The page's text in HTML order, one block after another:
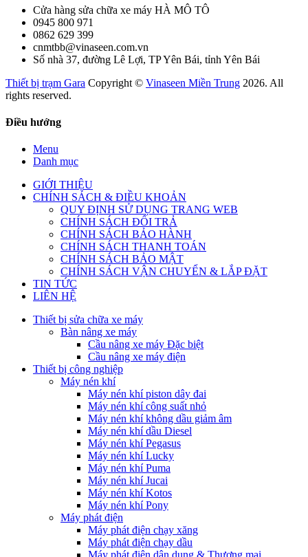
Cửa hàng sửa chữa xe máy HÀ MÔ TÔ
0945 800 971
0862 629 399
cnmtbb@vinaseen.com.vn
Số nhà 37, đường Lê Lợi, TP Yên Bái, tỉnh Yên Bái
Thiết bị trạm Gara Copyright © Vinaseen Miền Trung 2026. All
rights reserved.
Điều hướng
Menu
Danh mục
GIỚI THIỆU
CHÍNH SÁCH & ĐIỀU KHOẢN
QUY ĐỊNH SỬ DỤNG TRANG WEB
CHÍNH SÁCH ĐỔI TRẢ
CHÍNH SÁCH BẢO HÀNH
CHÍNH SÁCH THANH TOÁN
CHÍNH SÁCH BẢO MẬT
CHÍNH SÁCH VẬN CHUYỂN & LẮP ĐẶT
TIN TỨC
LIÊN HỆ
Thiết bị sửa chữa xe máy
Bàn nâng xe máy
Cầu nâng xe máy Đặc biệt
Cầu nâng xe máy điện
Thiết bị công nghiệp
Máy nén khí
Máy nén khí piston dây đai
Máy nén khí công suất nhỏ
Máy nén khí không dầu giảm âm
Máy nén khí dầu Diesel
Máy nén khí Pegasus
Máy nén khí Lucky
Máy nén khí Puma
Máy nén khí Jucai
Máy nén khí Kotos
Máy nén khí Pony
Máy phát điện
Máy phát điện chạy xăng
Máy phát điện chạy dầu